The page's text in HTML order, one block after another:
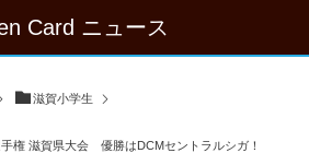
Card ニュース
滋賀小学生
権 滋賀県大会 優勝はDCMセントラルシガ！